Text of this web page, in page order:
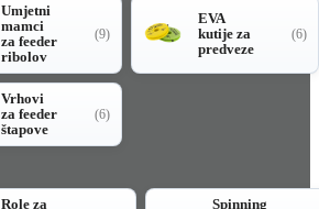
Umjetni
mamci
za feeder
ribolov
(9)
EVA
kutije za
predveze
(6)
Vrhovi
za feeder
štapove
(6)
Role za
Spinning